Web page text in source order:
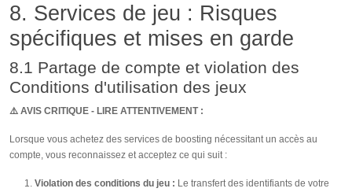
8. Services de jeu : Risques
spécifiques et mises en garde
8.1 Partage de compte et violation des
Conditions d'utilisation des jeux
⚠️ AVIS CRITIQUE - LIRE ATTENTIVEMENT :
Lorsque vous achetez des services de boosting nécessitant un accès au
compte, vous reconnaissez et acceptez ce qui suit :
Violation des conditions du jeu : Le transfert des identifiants de votre